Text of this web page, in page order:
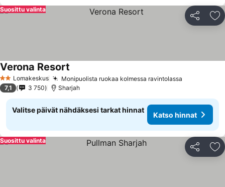
Jaa
Suosittu valinta
2 Tähtiluokitus
Lomakeskus Monipuolista ruokaa kolmessa ravintolassa
Verona Resort
7,1 3 750 Sharjah
Valitse päivät nähdäksesi tarkat hinnat
Katso hinnat
Jaa
Suosittu valinta